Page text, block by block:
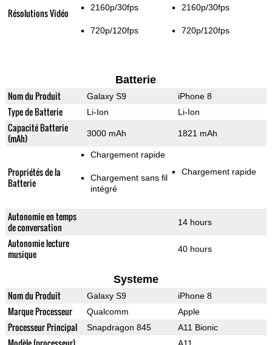
Résolutions Vidéo 2160p/30fps
720p/120fps
2160p/30fps
720p/120fps
Batterie
Nom du Produit Galaxy S9 iPhone 8
Type de Batterie Li-Ion Li-Ion
Capacité Batterie
(mAh)
3000 mAh 1821 mAh
Propriétés de la
Batterie
Chargement rapide
Chargement sans fil
intégré
Chargement rapide
Autonomie en temps
de conversation
14 hours
Autonomie lecture
musique
40 hours
Systeme
Nom du Produit Galaxy S9 iPhone 8
Marque Processeur Qualcomm Apple
Processeur Principal Snapdragon 845 A11 Bionic